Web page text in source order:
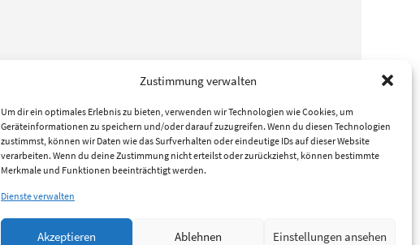
Zustimmung verwalten
Um dir ein optimales Erlebnis zu bieten, verwenden wir Technologien wie Cookies, um
Geräteinformationen zu speichern und/oder darauf zuzugreifen. Wenn du diesen Technologien
zustimmst, können wir Daten wie das Surfverhalten oder eindeutige IDs auf dieser Website
verarbeiten. Wenn du deine Zustimmung nicht erteilst oder zurückziehst, können bestimmte
Merkmale und Funktionen beeinträchtigt werden.
Dienste verwalten
Akzeptieren Ablehnen Einstellungen ansehen